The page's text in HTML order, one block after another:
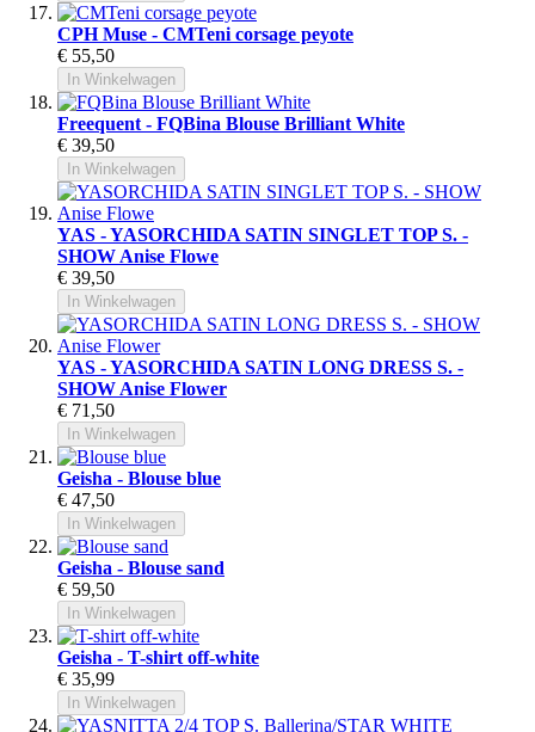
CPH Muse - CMTeni corsage peyote
€ 55,50
In Winkelwagen
Freequent - FQBina Blouse Brilliant White
€ 39,50
In Winkelwagen
YAS - YASORCHIDA SATIN SINGLET TOP S. -
SHOW Anise Flowe
€ 39,50
In Winkelwagen
YAS - YASORCHIDA SATIN LONG DRESS S. -
SHOW Anise Flower
€ 71,50
In Winkelwagen
Geisha - Blouse blue
€ 47,50
In Winkelwagen
Geisha - Blouse sand
€ 59,50
In Winkelwagen
Geisha - T-shirt off-white
€ 35,99
In Winkelwagen